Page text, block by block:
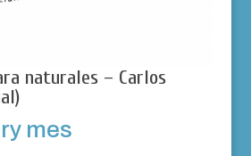
naturales – Carlos
mes